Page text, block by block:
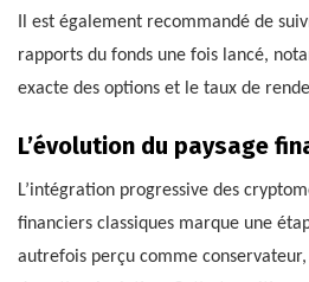
Il est également recommandé de
rapports du fonds une fois lancé,
exacte des options et le taux de
L’évolution du paysage
L’intégration progressive des
financiers classiques marque une
autrefois perçu comme